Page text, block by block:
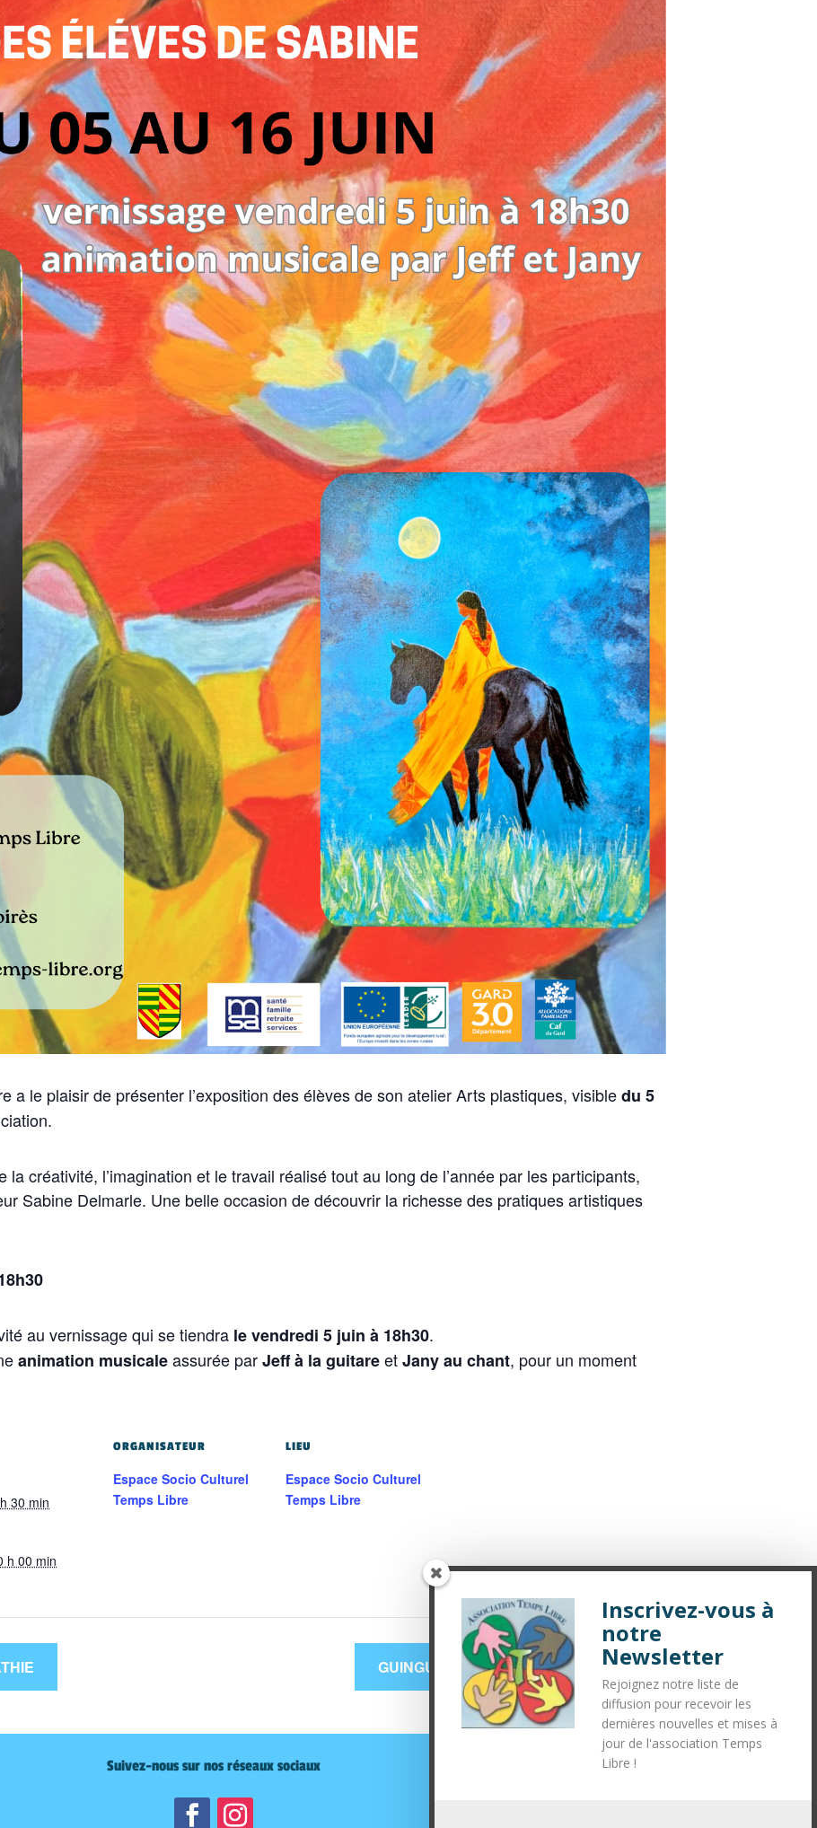
a le plaisir de présenter l’exposition des élèves de son atelier Arts plastiques, visibledu 5
créativité, l’imagination et le travail réalisé tout au long de l’année par les participants,
Sabine Delmarle. Une belle occasion de découvrir la richesse des pratiques artistiques
au vernissage qui se tiendra le vendredi 5 juin à 18h30.
animation musicaleassurée parJeff à la guitareetJany au chant, pour un moment
30 min
h 00 min
ORGANISATEUR
Espace Socio Culturel
Temps Libre
LIEU
Espace Socio Culturel
Temps Libre
GUINGUETTE DES PITCHOUNS »
Suivez-nous sur nos réseaux sociaux
Inscrivez-vous à
notre
Newsletter
Rejoignez notre liste de
diffusion pour recevoir les
dernières nouvelles et mises à
jour de l'association Temps
Libre !